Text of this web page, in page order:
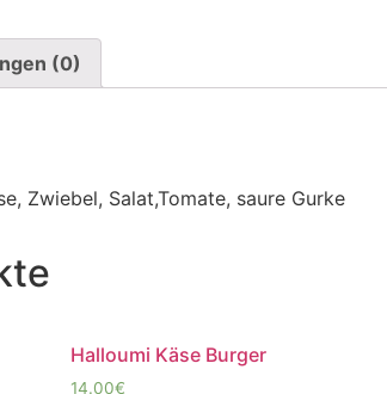
(0)
Zwiebel, Salat,Tomate, saure Gurke
Halloumi Käse Burger
14.00€